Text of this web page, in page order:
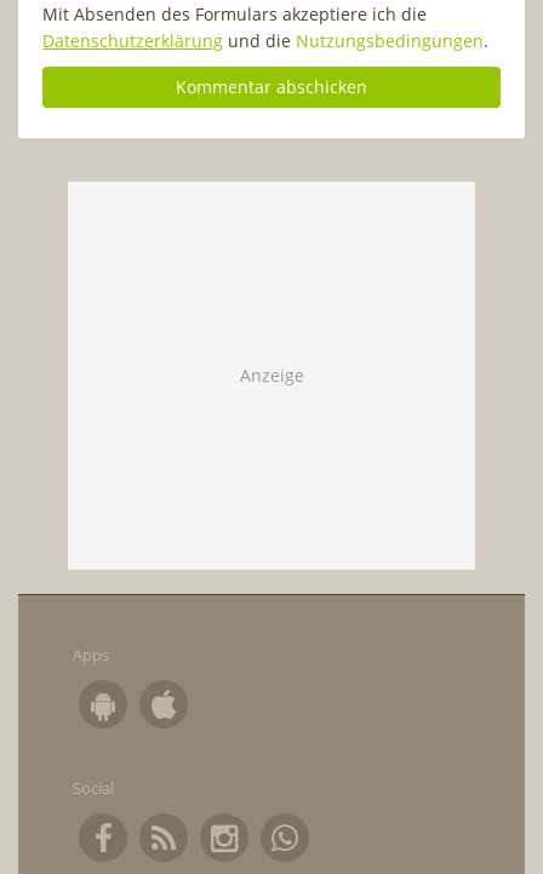
Mit Absenden des Formulars akzeptiere ich die
Datenschutzerklärung und die Nutzungsbedingungen.
Apps
Social